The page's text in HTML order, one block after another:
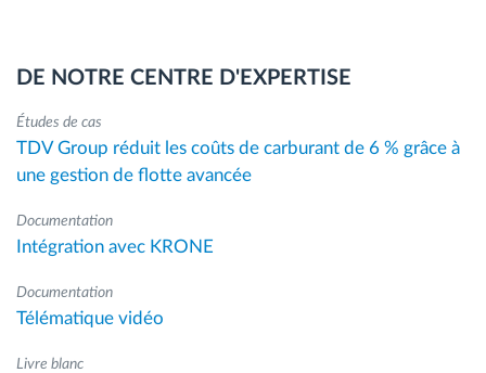
DE NOTRE CENTRE D'EXPERTISE
Études de cas
TDV Group réduit les coûts de carburant de 6 % grâce à
une gestion de flotte avancée
Documentation
Intégration avec KRONE
Documentation
Télématique vidéo
Livre blanc